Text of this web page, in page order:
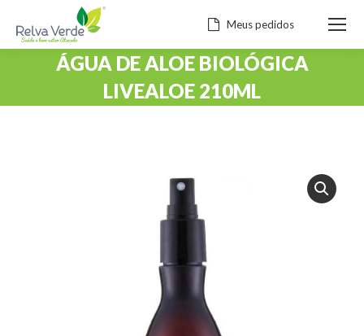
Meus pedidos
ÁGUA DE ALOE BIOLÓGICA
LIVEALOE 210ML